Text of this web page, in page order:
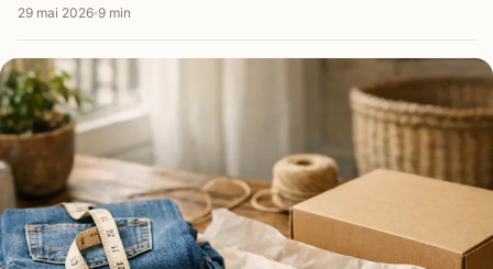
29 mai 2026 9 min